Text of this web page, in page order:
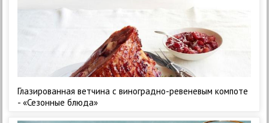
Глазированная ветчина с виноградно-ревеневым компоте
- «Сезонные блюда»